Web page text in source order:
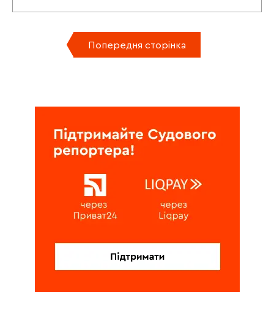
Попередня сторінка